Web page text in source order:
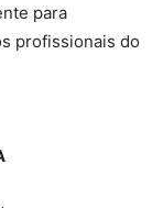
para
profissionais do